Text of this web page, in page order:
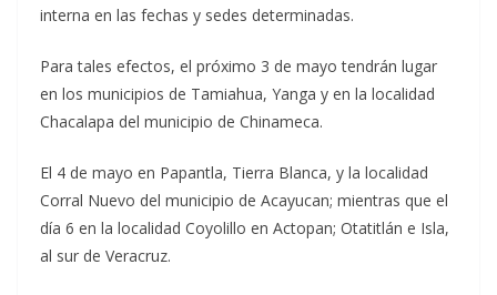
interna en las fechas y sedes determinadas.
Para tales efectos, el próximo 3 de mayo tendrán lugar
en los municipios de Tamiahua, Yanga y en la localidad
Chacalapa del municipio de Chinameca.
El 4 de mayo en Papantla, Tierra Blanca, y la localidad
Corral Nuevo del municipio de Acayucan; mientras que el
día 6 en la localidad Coyolillo en Actopan; Otatitlán e Isla,
al sur de Veracruz.